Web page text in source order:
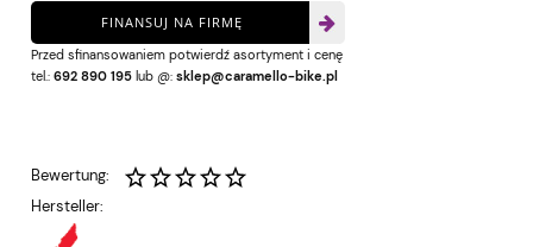
FINANSUJ NA FIRMĘ
Przed sfinansowaniem potwierdź asortyment i cenę
tel.: 692 890 195 lub @: sklep@caramello-bike.pl
Bewertung:
Hersteller: